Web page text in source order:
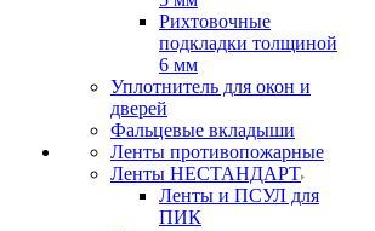
Рихтовочные
подкладки толщиной
6 мм
Уплотнитель для окон и
дверей
Фальцевые вкладыши
Ленты противопожарные
Ленты НЕСТАНДАРТ
Ленты и ПСУЛ для
ПИК